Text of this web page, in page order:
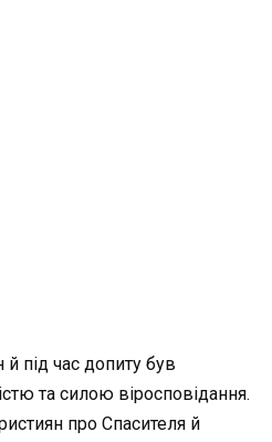
під час допиту був
та силою віросповідання.
про Спасителя й